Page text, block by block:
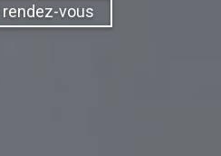
rendez-vous